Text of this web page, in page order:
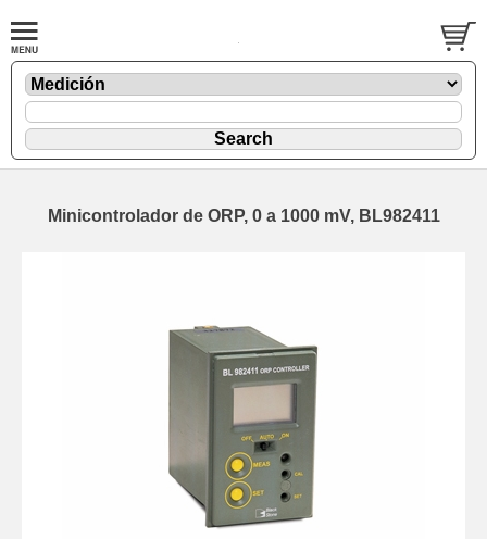
Minicontrolador de ORP, 0 a 1000 mV, BL982411